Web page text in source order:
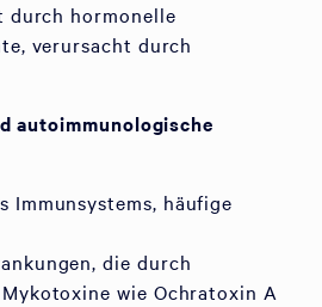
durch hormonelle
verursacht durch
autoimmunologische
Immunsystems, häufige
die durch
wie Ochratoxin A